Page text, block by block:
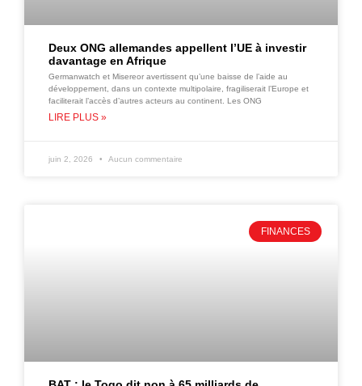
Deux ONG allemandes appellent l’UE à investir
davantage en Afrique
Germanwatch et Misereor avertissent qu’une baisse de l’aide au
développement, dans un contexte multipolaire, fragiliserait l’Europe et
faciliterait l’accès d’autres acteurs au continent. Les ONG
LIRE PLUS »
juin 2, 2026 Aucun commentaire
FINANCES